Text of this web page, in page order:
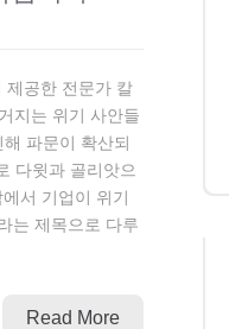
제공한 전문가 칼
지는 위기 사안들
파문이 확산되
다윗과 골리앗으
서 기업이 위기
는 제목으로 다루
Read More